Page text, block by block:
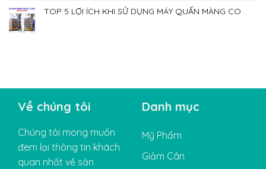
TOP 5 LỢI ÍCH KHI SỬ DỤNG MÁY QUẤN MÀNG CO
Về chúng tôi
Chúng tôi mong muốn
đem lại thông tin khách
quan nhất về sản
Danh mục
Mỹ Phẩm
Giảm Cân